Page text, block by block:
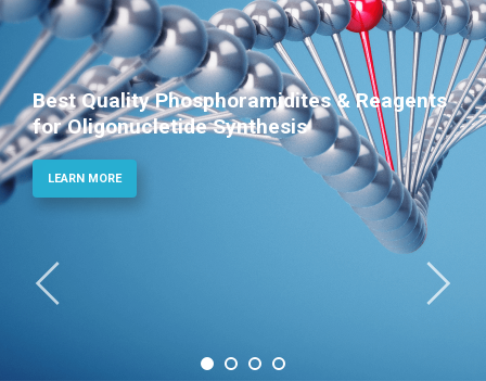
Best Quality Phosphoramidites & Reagents
for Oligonucletide Synthesis
LEARN MORE